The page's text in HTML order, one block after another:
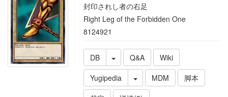
封印されし者の右足
Right Leg of the Forbidden One
8124921
DB Q&A
Wiki
Yugipedia
MDM
脚本